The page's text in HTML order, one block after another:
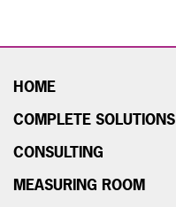
HOME
COMPLETE SOLUTIONS
CONSULTING
MEASURING ROOM